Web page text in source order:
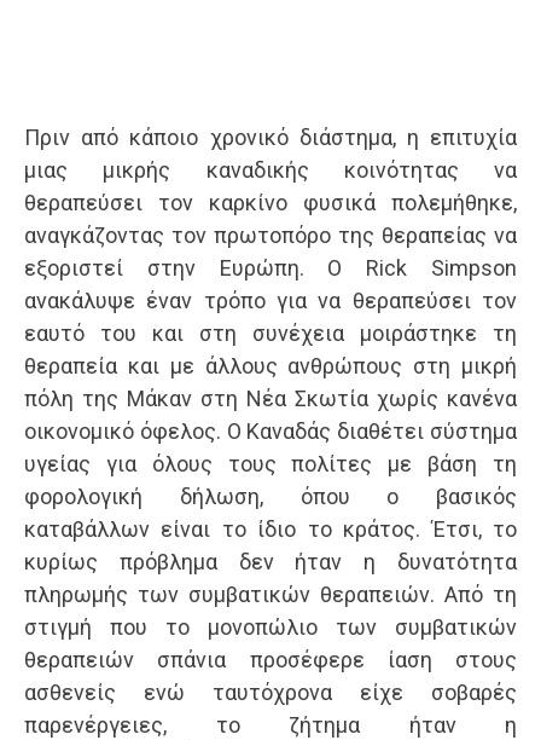
Πριν από κάποιο χρονικό διάστημα, η επιτυχία
μιας μικρής καναδικής κοινότητας να
θεραπεύσει τον καρκίνο φυσικά πολεμήθηκε,
αναγκάζοντας τον πρωτοπόρο της θεραπείας να
εξοριστεί στην Ευρώπη. Ο Rick Simpson
ανακάλυψε έναν τρόπο για να θεραπεύσει τον
εαυτό του και στη συνέχεια μοιράστηκε τη
θεραπεία και με άλλους ανθρώπους στη μικρή
πόλη της Μάκαν στη Νέα Σκωτία χωρίς κανένα
οικονομικό όφελος. Ο Καναδάς διαθέτει σύστημα
υγείας για όλους τους πολίτες με βάση τη
φορολογική δήλωση, όπου ο βασικός
καταβάλλων είναι το ίδιο το κράτος. Έτσι, το
κυρίως πρόβλημα δεν ήταν η δυνατότητα
πληρωμής των συμβατικών θεραπειών. Από τη
στιγμή που το μονοπώλιο των συμβατικών
θεραπειών σπάνια προσέφερε ίαση στους
ασθενείς ενώ ταυτόχρονα είχε σοβαρές
παρενέργειες, το ζήτημα ήταν η